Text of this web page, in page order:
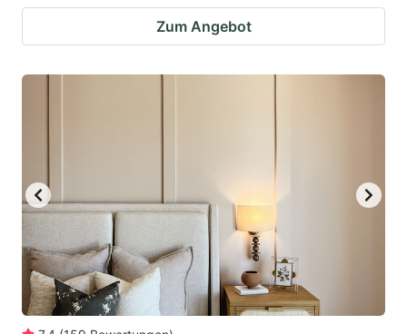
Zum Angebot